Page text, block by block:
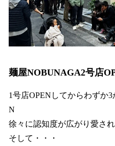
麺屋NOBUNAGA2号店
1号店OPENしてからわずか
N
徐々に認知度が広がり愛さ
そして・・・